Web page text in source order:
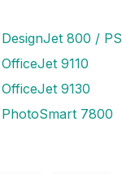
800 / PS
9110
9130
7800